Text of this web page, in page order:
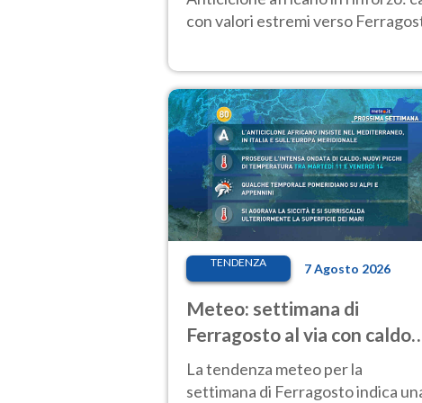
con valori estremi verso
TENDENZA 7 Agosto 2026
Meteo: settimana di
Ferragosto al via con caldo
intenso e qualche temporale
La tendenza meteo per la
settimana di Ferragosto indica